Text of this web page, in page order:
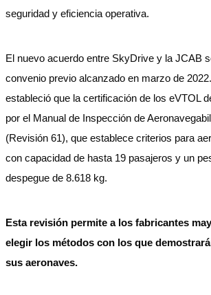
seguridad y eficiencia operativa.
El nuevo acuerdo entre SkyDrive y la JCAB
convenio previo alcanzado en marzo de
estableció que la certificación de los eVTOL
por el Manual de Inspección de
(Revisión 61), que establece criterios para
con capacidad de hasta 19 pasajeros y un
despegue de 8.618 kg.
Esta revisión permite a los fabricantes
elegir los métodos con los que
sus aeronaves.